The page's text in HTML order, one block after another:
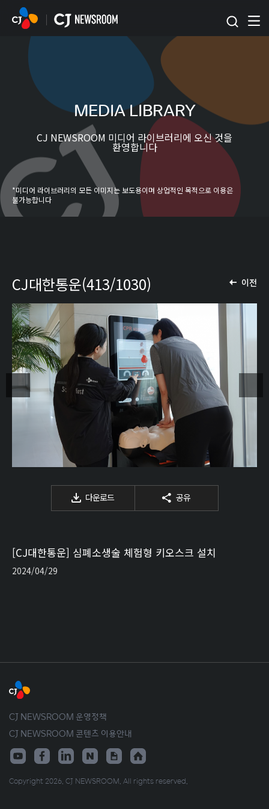
본문 바로가기
MEDIA LIBRARY
CJ NEWSROOM 미디어 라이브러리에 오신 것을
환영합니다
*미디어 라이브러리의 모든 이미지는 보도용이며 상업적인 목적으로 이용은
불가능합니다
이전
CJ대한통운(413/1030)
다운로드 공유
[CJ대한통운] 심폐소생술 체험형 키오스크 설치
2024/04/29
CJ NEWSROOM 운영정책
CJ NEWSROOM 콘텐츠 이용안내
Copyright 2026. CJ NEWSROOM. All rights reserved.